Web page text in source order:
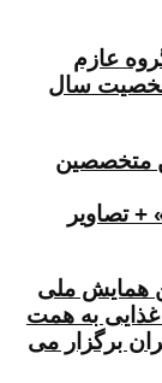
عازم
سال
متخصصین
تصاویر
همایش ملی
به همت
برگزار می